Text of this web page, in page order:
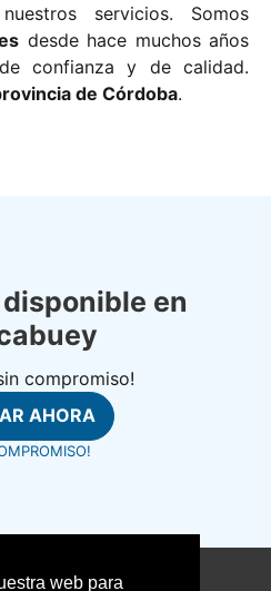
web para
servicios. Somos
desde hace muchos años
confianza y de calidad.
de Córdoba.
en
compromiso!
AHORA